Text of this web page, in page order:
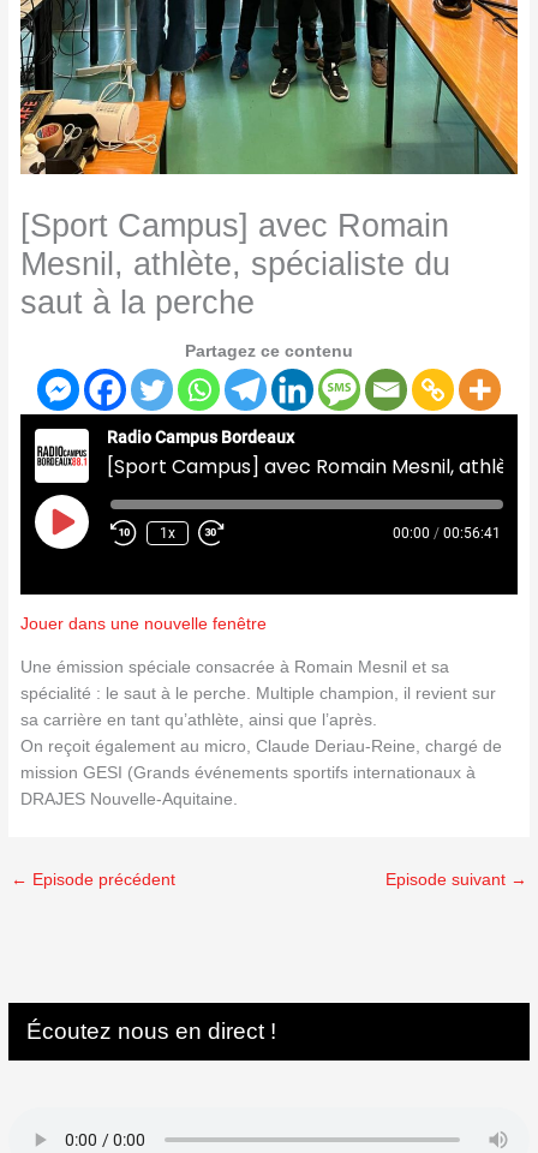
[Sport Campus] avec Romain
Mesnil, athlète, spécialiste du
saut à la perche
Partagez ce contenu
Radio Campus Bordeaux
Play
Episode
1x 00:00 / 00:56:41
Jouer dans une nouvelle fenêtre
Une émission spéciale consacrée à Romain Mesnil et sa
spécialité : le saut à le perche. Multiple champion, il revient sur
sa carrière en tant qu’athlète, ainsi que l’après.
On reçoit également au micro, Claude Deriau-Reine, chargé de
mission GESI (Grands événements sportifs internationaux à
DRAJES Nouvelle-Aquitaine.
← Episode précédent Episode suivant →
Écoutez nous en direct !